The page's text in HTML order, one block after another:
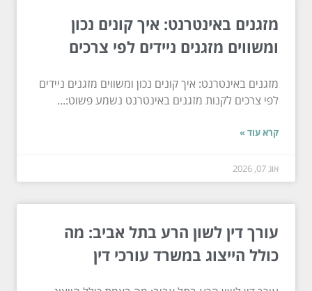
מזגנים באינטרנט: איך קונים נכון
ומשווים מזגנים ניידים לפי צרכים
מזגנים באינטרנט: איך קונים נכון ומשווים מזגנים ניידים
לפי צרכים לקנות מזגנים באינטרנט נשמע פשוט:...
קרא עוד »
אוג 07, 2026
עורך דין לשון הרע בתל אביב: מה
כולל הייצוג במשרד עורכי דין